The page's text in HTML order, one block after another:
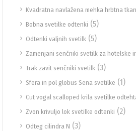
Kvadratna navlažena mehka hrbtna
Bobna svetilke odtenki (5)
Odtenki valjnih svetilk (5)
Zamenjani senčniki svetilk za hotelske
Trak zavit senčniki svetilk (3)
Sfera in pol globus Sena svetilke (1)
Cut vogal scalloped krila svetilke
Zvon krivuljo lok svetilke odtenki (2)
Odteg cilindra N (3)